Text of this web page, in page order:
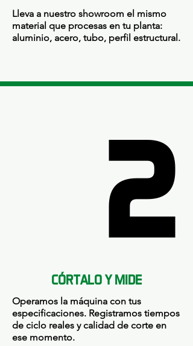
Lleva a nuestro showroom el mismo
material que procesas en tu planta:
aluminio, acero, tubo, perfil estructural.
2
2
CÓRTALO Y MIDE
Operamos la máquina con tus
especificaciones. Registramos tiempos
de ciclo reales y calidad de corte en
ese momento.